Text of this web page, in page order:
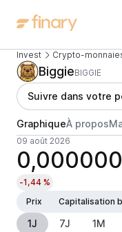
Invest Crypto-
BiggieBIGGIE
Suivre dans votre
GraphiqueÀ propos
09 août 2026
-1,44 %
Prix
Capitalisation
1J 7J 1M